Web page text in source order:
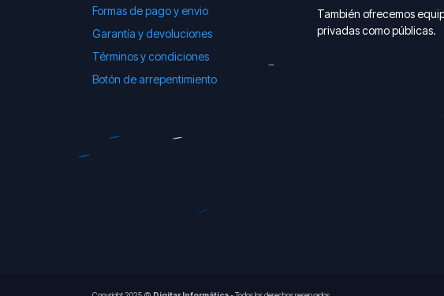
Formas de pago y envio
Garantía y devoluciones
Términos y condiciones
Botón de arrepentimiento
También ofrecemos
privadas como públicas.